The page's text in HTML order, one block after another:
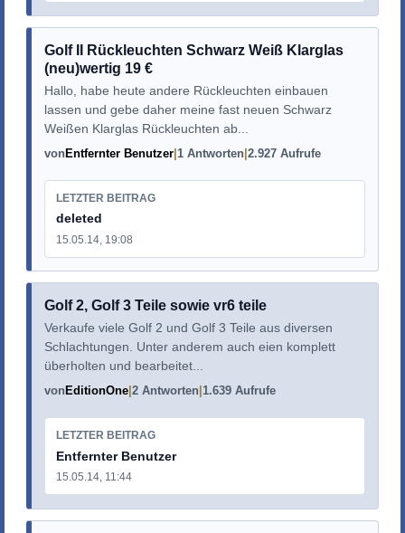
Golf II Rückleuchten Schwarz Weiß Klarglas
(neu)wertig 19 €
Hallo, habe heute andere Rückleuchten einbauen
lassen und gebe daher meine fast neuen Schwarz
Weißen Klarglas Rückleuchten ab...
vonEntfernter Benutzer 1 Antworten 2.927 Aufrufe
LETZTER BEITRAG
deleted
15.05.14, 19:08
Golf 2, Golf 3 Teile sowie vr6 teile
Verkaufe viele Golf 2 und Golf 3 Teile aus diversen
Schlachtungen. Unter anderem auch eien komplett
überholten und bearbeitet...
von EditionOne 2 Antworten 1.639 Aufrufe
LETZTER BEITRAG
Entfernter Benutzer
15.05.14, 11:44